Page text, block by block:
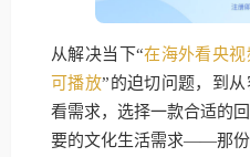
从解决当下“在海外看央
可播放”的迫切问题，到
看需求，选择一款合适的
要的文化生活需求——那份